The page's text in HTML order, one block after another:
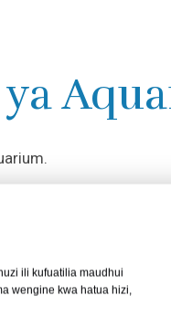
ili kufuatilia maudhui
wengine kwa hatua hizi,